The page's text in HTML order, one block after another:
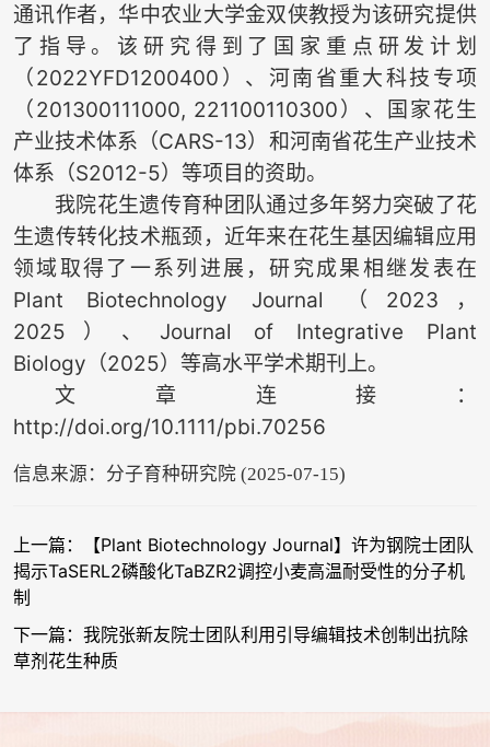
通讯作者，华中农业大学金双侠教授为该研究提供
了指导。该研究得到了国家重点研发计划
（2022YFD1200400）、河南省重大科技专项
（201300111000, 221100110300）、国家花生
产业技术体系（CARS-13）和河南省花生产业技术
体系（S2012-5）等项目的资助。
我院花生遗传育种团队通过多年努力突破了花
生遗传转化技术瓶颈，近年来在花生基因编辑应用
领域取得了一系列进展，研究成果相继发表在
Plant Biotechnology Journal （2023，
2025）、Journal of Integrative Plant
Biology（2025）等高水平学术期刊上。
文章连接：
http://doi.org/10.1111/pbi.70256
信息来源：分子育种研究院 (2025-07-15)
上一篇：【Plant Biotechnology Journal】许为钢院士团队
揭示TaSERL2磷酸化TaBZR2调控小麦高温耐受性的分子机
制
下一篇：我院张新友院士团队利用引导编辑技术创制出抗除
草剂花生种质